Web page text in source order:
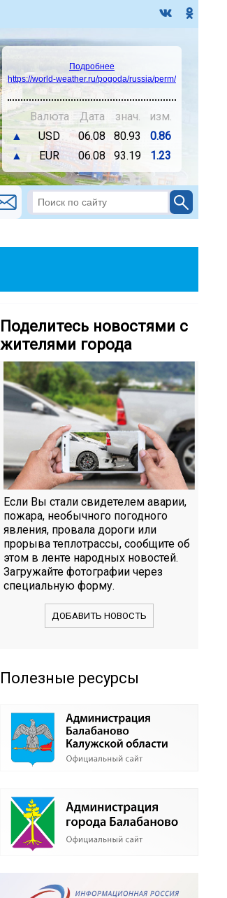
Подробнее
https://world-weather.ru/pogoda/russia/perm/
Валюта Дата знач.
изм.
▲
USD 06.08 80.93
0.86
▲
EUR 06.08 93.19 1.23
Поделитесь новостями с
жителями города
Если Вы стали свидетелем аварии,
пожара, необычного погодного
явления, провала дороги или
прорыва теплотрассы, сообщите об
этом в ленте народных новостей.
Загружайте фотографии через
специальную форму.
ДОБАВИТЬ НОВОСТЬ
Полезные ресурсы